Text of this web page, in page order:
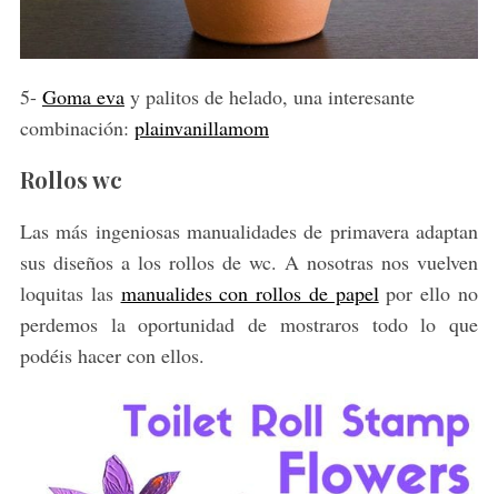
5- Goma evay palitos de helado, una interesante
combinación: plainvanillamom
Rollos wc
Las más ingeniosas manualidades de primavera adaptan
sus diseños a los rollos de wc. A nosotras nos vuelven
loquitas las manualides con rollos de papel por ello no
perdemos la oportunidad de mostraros todo lo que
podéis hacer con ellos.